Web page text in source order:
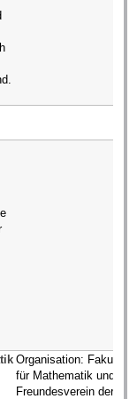
Organisation: Fakultät
für Mathematik und
Freundesverein der